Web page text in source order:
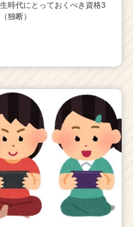
時代にとっておくべき資格3
独断）